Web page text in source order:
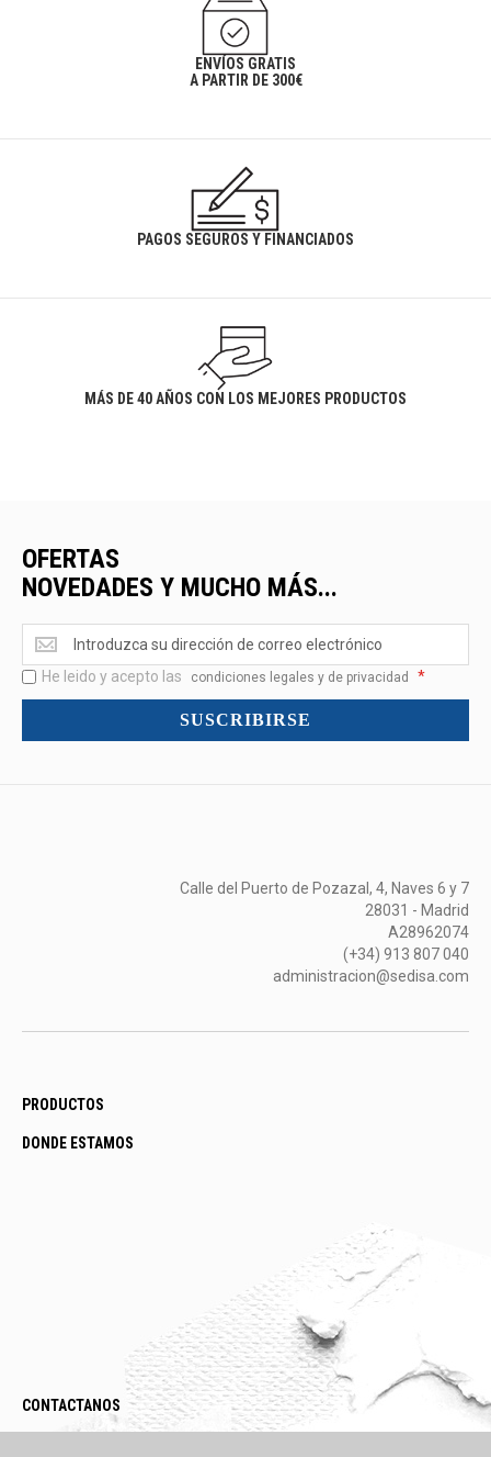
ENVÍOS GRATIS
A PARTIR DE 300€
PAGOS SEGUROS Y FINANCIADOS
MÁS DE 40 AÑOS CON LOS MEJORES PRODUCTOS
OFERTAS
NOVEDADES Y MUCHO MÁS...
Ofertas
<br>Novedades
y
mucho
He leido y acepto las condiciones legales y de privacidad *
SUSCRIBIRSE
Calle del Puerto de Pozazal, 4, Naves 6 y 7
28031 - Madrid
A28962074
(+34) 913 807 040
administracion@sedisa.com
PRODUCTOS
DONDE ESTAMOS
CONTACTANOS